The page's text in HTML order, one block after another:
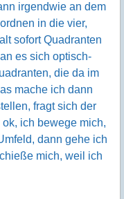
irgendwie an dem
in die vier,
sofort Quadranten
es sich optisch-
die da im
mache ich dann
fragt sich der
ich bewege mich,
dann gehe ich
mich, weil ich